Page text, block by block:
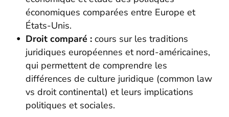
économiques comparées entre Europe et
États-Unis.
Droit comparé : cours sur les traditions
juridiques européennes et nord-américaines,
qui permettent de comprendre les
différences de culture juridique (common law
vs droit continental) et leurs implications
politiques et sociales.